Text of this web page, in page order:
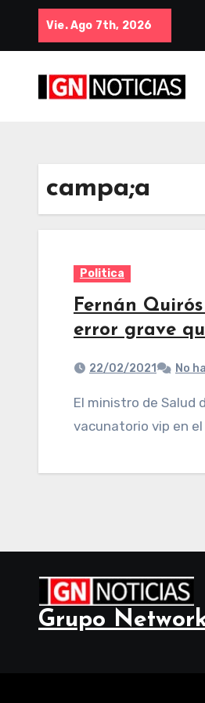
Vie. Ago 7th, 2026
campa;a
Politica
Fernán
error grave
22/02/2021 No
El ministro de Salud de la Ciudad de Buenos Aires, Fernán Quirós, calificó el escándalo del
vacunatorio vip en el
Grupo